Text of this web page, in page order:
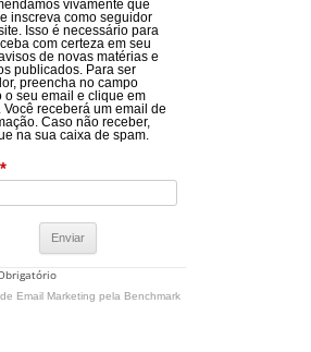
vivamente que
inscreva como seguidor
Isso é necessário para
com certeza em seu
de novas matérias e
publicados. Para ser
preencha no campo
o seu email e clique em
Você receberá um email de
Caso não receber,
na sua caixa de spam.
*
Email Marketing pela Benchmark